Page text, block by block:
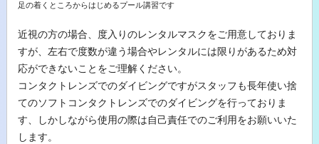
足の着くところからはじめるプール講習です
近視の方の場合、度入りのレンタルマスクをご用意しておりま
すが、左右で度数が違う場合やレンタルには限りがあるため対
応ができないことをご理解ください。
コンタクトレンズでのダイビングですがスタッフも長年使い捨
てのソフトコンタクトレンズでのダイビングを行っておりま
す、しかしながら使用の際は自己責任でのご利用をお願いいた
します。